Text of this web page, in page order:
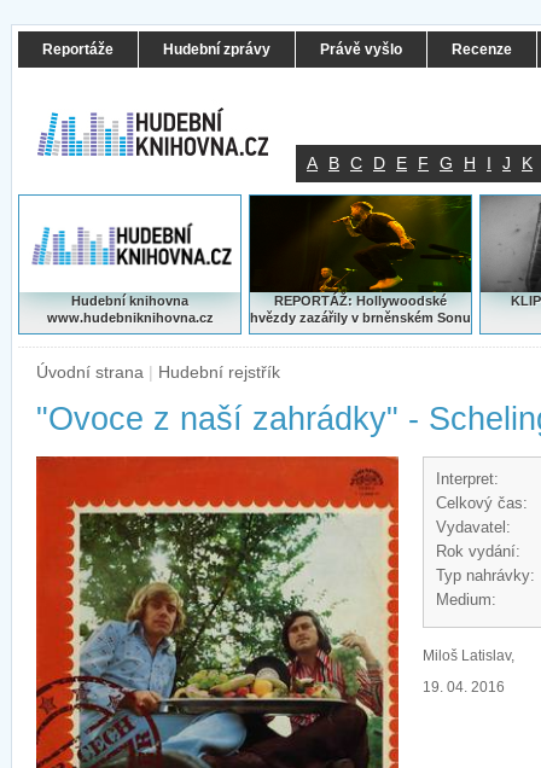
Reportáže Hudební zprávy Právě vyšlo Recenze
A B C D E F G H I J K
Hudební knihovna
www.hudebniknihovna.cz
REPORTÁŽ: Hollywoodské
hvězdy zazářily v brněnském Sonu
Úvodní strana | Hudební rejstřík
"Ovoce z naší zahrádky" -
Interpret:
Celkový čas:
Vydavatel:
Rok vydání:
Typ nahrávky:
Medium:
Miloš Latislav,
19. 04. 2016